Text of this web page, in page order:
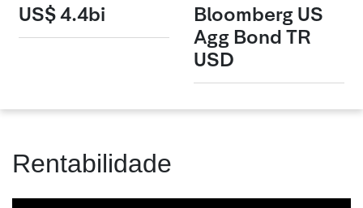
US$ 4.4bi
Bloomberg US
Agg Bond TR
USD
Rentabilidade